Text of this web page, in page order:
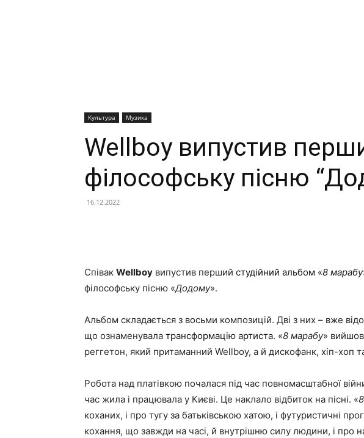
Культура Музика
Wellboy випустив
філософську пісню
16.12.2022
Співак Wellboy випустив перший студійний альбом «8 марабу
філософську пісню «Додому».
Альбом складається з восьми композицій. Дві з них – вже
що ознаменувала трансформацію артиста. «8 марабу»
реггетон, який притаманний Wellboy, а й дискофанк, хіп-хоп
Робота над платівкою почалася під час повномасштабної
час жила і працювала у Києві. Це наклало відбиток на пісні. «
коханих, і про тугу за батьківською хатою, і футуристичні
кохання, що завжди на часі, й внутрішню силу людини, і про